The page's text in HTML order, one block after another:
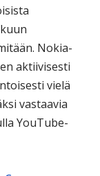
Nokia-
aktiivisesti
vielä
vastaavia
YouTube-